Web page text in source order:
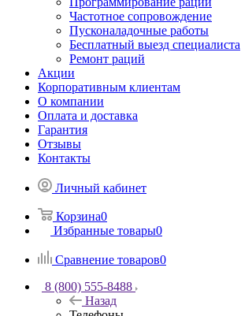
Частотное сопровождение
Пусконаладочные работы
Бесплатный выезд специалиста
Ремонт раций
Акции
Корпоративным клиентам
О компании
Оплата и доставка
Гарантия
Отзывы
Контакты
Личный кабинет
Корзина0
Избранные товары0
Сравнение товаров0
8 (800) 555-8488
Назад